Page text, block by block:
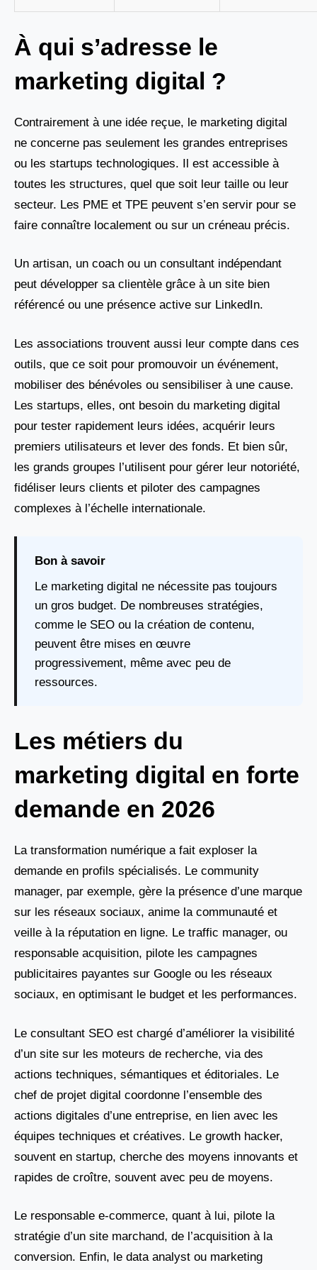
À qui s’adresse le
marketing digital ?
Contrairement à une idée reçue, le marketing digital
ne concerne pas seulement les grandes entreprises
ou les startups technologiques. Il est accessible à
toutes les structures, quel que soit leur taille ou leur
secteur. Les PME et TPE peuvent s’en servir pour se
faire connaître localement ou sur un créneau précis.
Un artisan, un coach ou un consultant indépendant
peut développer sa clientèle grâce à un site bien
référencé ou une présence active sur LinkedIn.
Les associations trouvent aussi leur compte dans ces
outils, que ce soit pour promouvoir un événement,
mobiliser des bénévoles ou sensibiliser à une cause.
Les startups, elles, ont besoin du marketing digital
pour tester rapidement leurs idées, acquérir leurs
premiers utilisateurs et lever des fonds. Et bien sûr,
les grands groupes l’utilisent pour gérer leur notoriété,
fidéliser leurs clients et piloter des campagnes
complexes à l’échelle internationale.
Bon à savoir
Le marketing digital ne nécessite pas toujours
un gros budget. De nombreuses stratégies,
comme le SEO ou la création de contenu,
peuvent être mises en œuvre
progressivement, même avec peu de
ressources.
Les métiers du
marketing digital en forte
demande en 2026
La transformation numérique a fait exploser la
demande en profils spécialisés. Le community
manager, par exemple, gère la présence d’une marque
sur les réseaux sociaux, anime la communauté et
veille à la réputation en ligne. Le traffic manager, ou
responsable acquisition, pilote les campagnes
publicitaires payantes sur Google ou les réseaux
sociaux, en optimisant le budget et les performances.
Le consultant SEO est chargé d’améliorer la visibilité
d’un site sur les moteurs de recherche, via des
actions techniques, sémantiques et éditoriales. Le
chef de projet digital coordonne l’ensemble des
actions digitales d’une entreprise, en lien avec les
équipes techniques et créatives. Le growth hacker,
souvent en startup, cherche des moyens innovants et
rapides de croître, souvent avec peu de moyens.
Le responsable e-commerce, quant à lui, pilote la
stratégie d’un site marchand, de l’acquisition à la
conversion. Enfin, le data analyst ou marketing